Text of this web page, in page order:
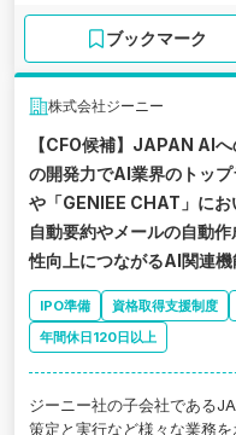
ブックマーク
株式会社ジーニー
【CFO候補】JAPAN AI
の開発力でAI業界のトッ
や「GENIEE CHAT」に
自動要約やメールの自動
性向上につながるAI関連
IPO準備 資格取得支援制度
年間休日120日以上
ジーニー社の子会社である
策定と実行など様々な業務を